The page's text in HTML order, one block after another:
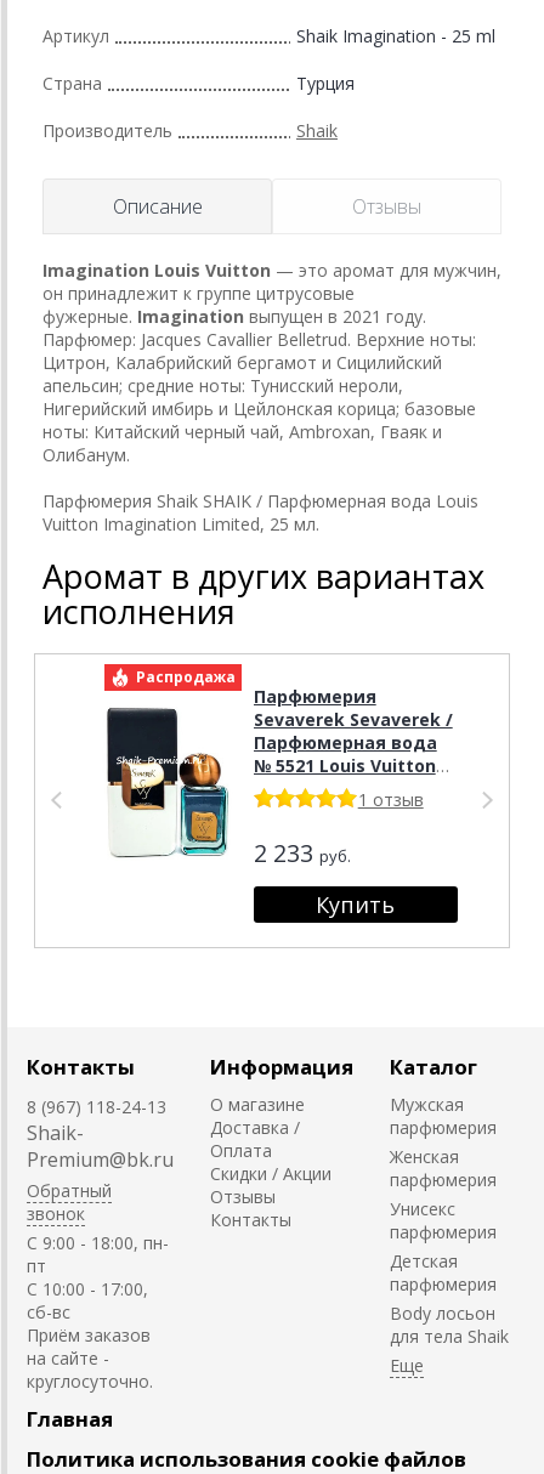
Артикул Shaik Imagination - 25 ml
Страна Турция
Производитель Shaik
Описание Отзывы
Imagination Louis Vuitton — это аромат для мужчин,
он принадлежит к группе цитрусовые
фужерные. Imagination выпущен в 2021 году.
Парфюмер: Jacques Cavallier Belletrud. Верхние ноты:
Цитрон, Калабрийский бергамот и Сицилийский
апельсин; средние ноты: Тунисский нероли,
Нигерийский имбирь и Цейлонская корица; базовые
ноты: Китайский черный чай, Ambroxan, Гваяк и
Олибанум.
Парфюмерия Shaik SHAIK / Парфюмерная вода Louis
Vuitton Imagination Limited, 25 мл.
Аромат в других вариантах
исполнения
Распродажа
Парфюмерия
Sevaverek Sevaverek /
Парфюмерная вода
№ 5521 Louis Vuitton
Imagination 50 мл
1 отзыв
2 233 руб.
Контакты
8 (967) 118-24-13
Shaik-
Premium@bk.ru
Обратный
звонок
C 9:00 - 18:00, пн-
пт
С 10:00 - 17:00,
сб-вс
Приём заказов
на сайте -
круглосуточно.
Информация
О магазине
Доставка /
Оплата
Скидки / Акции
Отзывы
Контакты
Каталог
Мужская
парфюмерия
Женская
парфюмерия
Унисекс
парфюмерия
Детская
парфюмерия
Body лосьон
для тела Shaik
Главная
Политика использования cookie файлов